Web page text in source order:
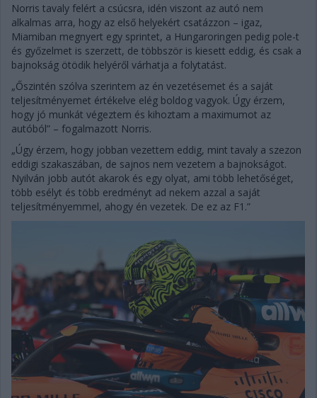
Norris tavaly felért a csúcsra, idén viszont az autó nem
alkalmas arra, hogy az első helyekért csatázzon – igaz,
Miamiban megnyert egy sprintet, a Hungaroringen pedig pole-t
és győzelmet is szerzett, de többször is kiesett eddig, és csak a
bajnokság ötödik helyéről várhatja a folytatást.
„Őszintén szólva szerintem az én vezetésemet és a saját
teljesítményemet értékelve elég boldog vagyok. Úgy érzem,
hogy jó munkát végeztem és kihoztam a maximumot az
autóból” – fogalmazott Norris.
„Úgy érzem, hogy jobban vezettem eddig, mint tavaly a szezon
eddigi szakaszában, de sajnos nem vezetem a bajnokságot.
Nyilván jobb autót akarok és egy olyat, ami több lehetőséget,
több esélyt és több eredményt ad nekem azzal a saját
teljesítményemmel, ahogy én vezetek. De ez az F1.”